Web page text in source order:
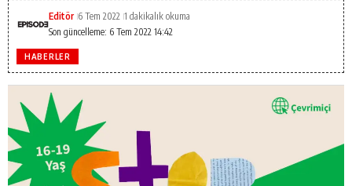
Son güncelleme: 6 Tem 2022 14:42
Editör 6 Tem 2022 1 dakikalık okuma
HABERLER